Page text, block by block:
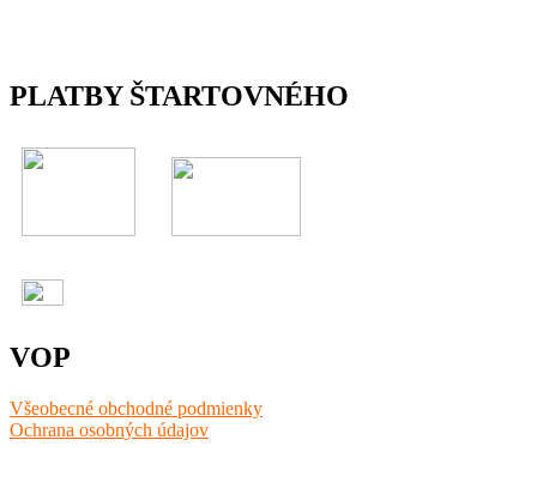
PLATBY ŠTARTOVNÉHO
VOP
Všeobecné obchodné podmienky
Ochrana osobných údajov